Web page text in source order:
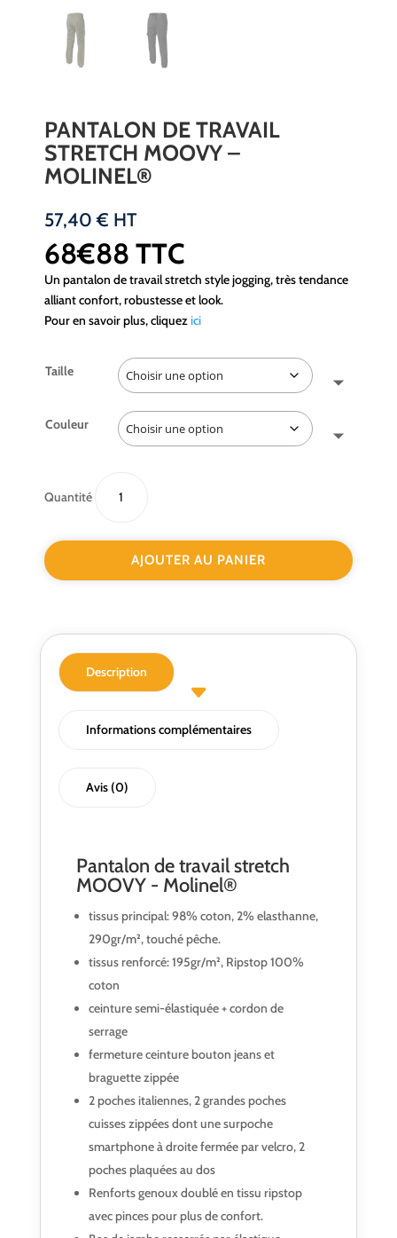
PANTALON DE TRAVAIL
STRETCH MOOVY –
MOLINEL®
57,40€ HT
68€88 TTC
Un pantalon de travail stretch style jogging, très tendance
alliant confort, robustesse et look.
Pour en savoir plus, cliquezici
Taille
Couleur
Quantité
de
stretch
AJOUTER AU PANIER
Description
Informations complémentaires
Avis (0)
Pantalon de travail stretch
MOOVY - Molinel®
tissus principal: 98% coton, 2% elasthanne,
290gr/m², touché pêche.
tissus renforcé: 195gr/m², Ripstop 100%
coton
ceinture semi-élastiquée + cordon de
serrage
fermeture ceinture bouton jeans et
braguette zippée
2 poches italiennes, 2 grandes poches
cuisses zippées dont une surpoche
smartphone à droite fermée par velcro, 2
poches plaquées au dos
Renforts genoux doublé en tissu ripstop
avec pinces pour plus de confort.